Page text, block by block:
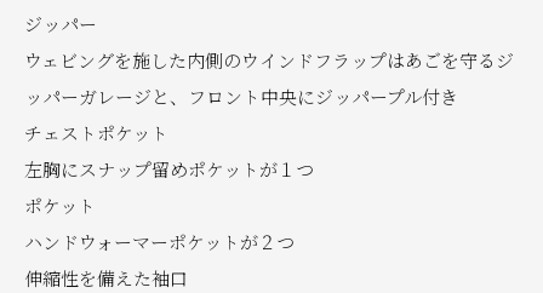
ジッパー
ウェビングを施した内側のウインドフラップはあごを守るジ
ッパーガレージと、フロント中央にジッパープル付き
チェストポケット
左胸にスナップ留めポケットが１つ
ポケット
ハンドウォーマーポケットが２つ
伸縮性を備えた袖口